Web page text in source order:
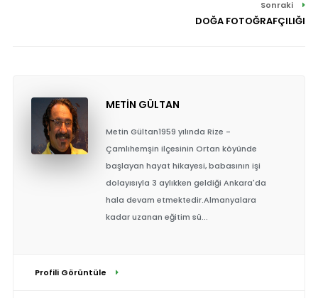
Sonraki
DOĞA FOTOĞRAFÇILIĞI
METİN GÜLTAN
Metin Gültan1959 yılında Rize -
Çamlıhemşin ilçesinin Ortan köyünde
başlayan hayat hikayesi, babasının işi
dolayısıyla 3 aylıkken geldiği Ankara'da
hala devam etmektedir.Almanyalara
kadar uzanan eğitim sü...
Profili Görüntüle